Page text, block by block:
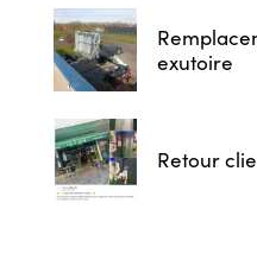
exutoire
Retour